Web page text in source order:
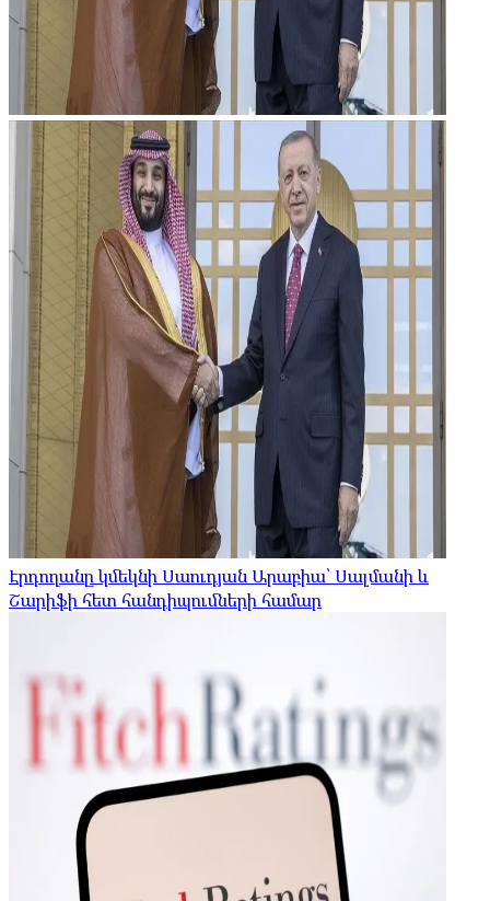
Էրդողանը կմեկնի Սաուդյան Արաբիա՝ Սալմանի և
Շարիֆի հետ հանդիպումների համար